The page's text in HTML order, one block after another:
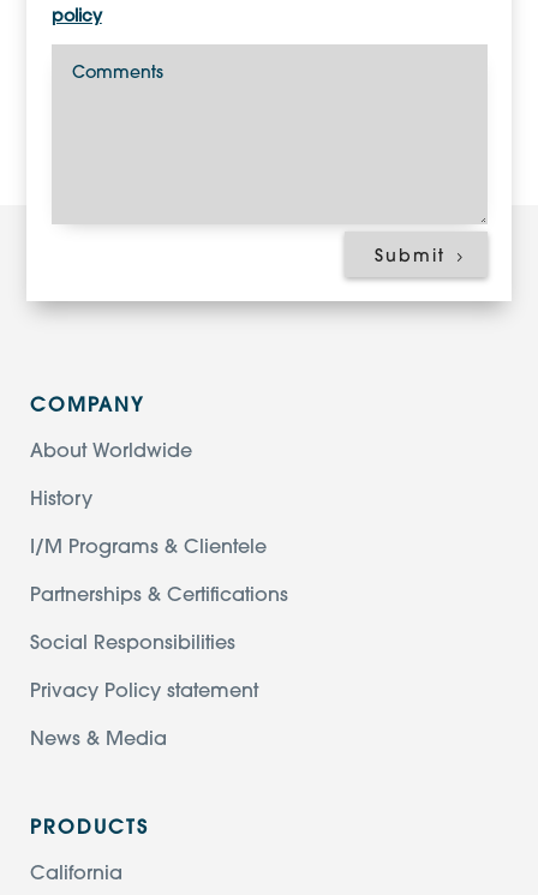
policy
Submit
COMPANY
About Worldwide
History
I/M Programs & Clientele
Partnerships & Certifications
Social Responsibilities
Privacy Policy statement
News & Media
PRODUCTS
California